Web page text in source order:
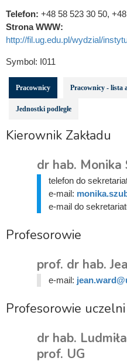
Telefon: +48 58 523 30 50,
Strona WWW:
http://fil.ug.edu.pl/wydzial/
Symbol: I011
Pracownicy Pracownicy - lista
Jednostki podległe
Kierownik Zakładu
dr hab. Monika
telefon do
e-mail:
e-mail do
Profesorowie
prof. dr hab.
e-mail:
Profesorowie uczelni
dr hab.
prof. UG